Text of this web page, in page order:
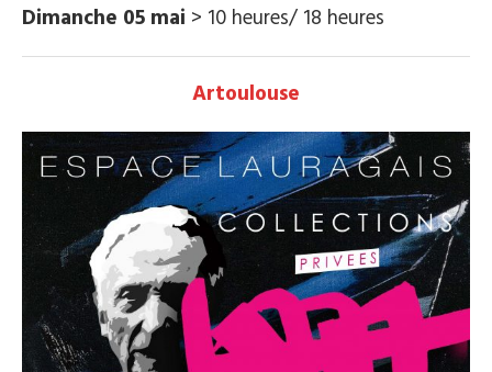
Dimanche 05 mai > 10 heures/ 18 heures
Artoulouse